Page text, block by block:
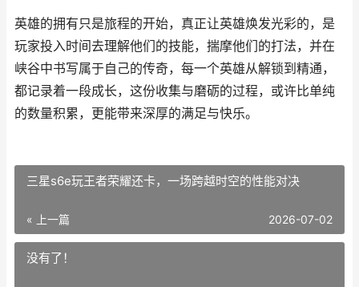
英雄的拥有只是旅程的开始，真正让英雄焕发光彩的，是
玩家投入时间去理解他们的技能，揣摩他们的打法，并在
峡谷中书写属于自己的传奇，每一个英雄从解锁到精通，
都记录着一段成长，这份收集与磨砺的过程，或许比单纯
的数量积累，更能带来深厚的满足与快乐。
三星s6e玩王者荣耀还卡，一场跨越时空的性能对决
« 上一篇 2026-07-02
没有了！